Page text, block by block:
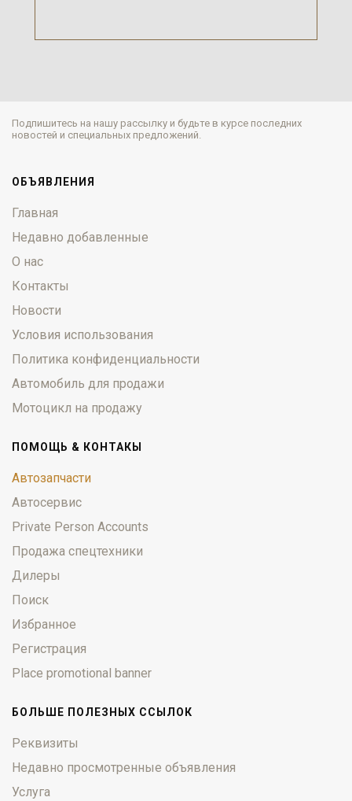
Подпишитесь на нашу рассылку и будьте в курсе последних
новостей и специальных предложений.
ОБЪЯВЛЕНИЯ
Главная
Недавно добавленные
О нас
Контакты
Новости
Условия использования
Политика конфиденциальности
Автомобиль для продажи
Мотоцикл на продажу
ПОМОЩЬ & КОНТАКЫ
Автозапчасти
Автосервис
Private Person Accounts
Продажа спецтехники
Дилеры
Поиск
Избранное
Регистрация
Place promotional banner
БОЛЬШЕ ПОЛЕЗНЫХ ССЫЛОК
Реквизиты
Недавно просмотренные объявления
Услуга